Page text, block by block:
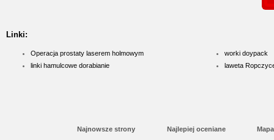
Linki:
Operacja prostaty laserem holmowym
linki hamulcowe dorabianie
worki doypack
laweta
Najnowsze strony Najlepiej oceniane